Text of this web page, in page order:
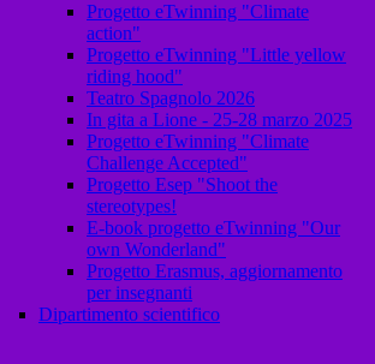
Progetto eTwinning "Climate
action"
Progetto eTwinning "Little yellow
riding hood"
Teatro Spagnolo 2026
In gita a Lione - 25-28 marzo 2025
Progetto eTwinning "Climate
Challenge Accepted"
Progetto Esep "Shoot the
stereotypes!
E-book progetto eTwinning "Our
own Wonderland"
Progetto Erasmus, aggiornamento
per insegnanti
Dipartimento scientifico